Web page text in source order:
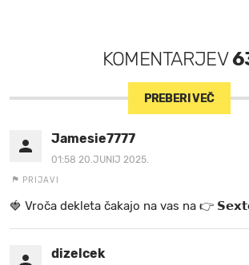
KOMENTARJEV
PREBERI VEČ
Jamesie7777
01:58 20.JUNIJ 2025.
PRIJAVI
🍓 V r o č a d e k l e t a ča k a jo na va s n a 👉
dizelcek